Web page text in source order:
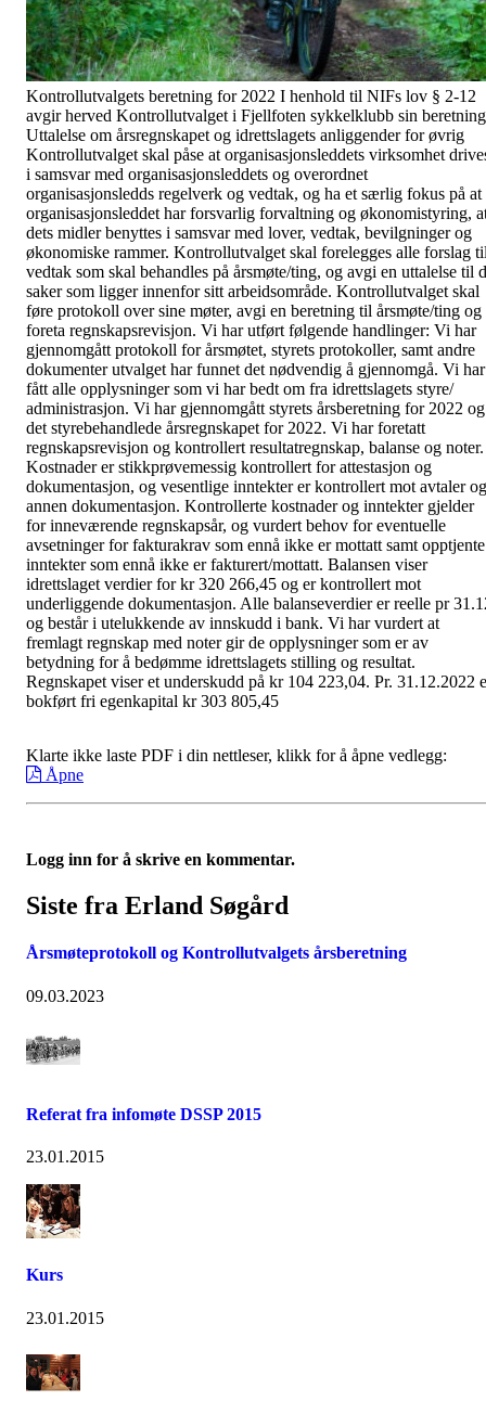
Kontrollutvalgets beretning for 2022 I henhold til NIFs lov § 2-12
avgir herved Kontrollutvalget i Fjellfoten sykkelklubb sin
Uttalelse om årsregnskapet og idrettslagets anliggender for øvrig
Kontrollutvalget skal påse at organisasjonsleddets virksomhet
i samsvar med organisasjonsleddets og overordnet
organisasjonsledds regelverk og vedtak, og ha et særlig fokus på at
organisasjonsleddet har forsvarlig forvaltning og økonomistyring,
dets midler benyttes i samsvar med lover, vedtak, bevilgninger og
økonomiske rammer. Kontrollutvalget skal forelegges alle forslag
vedtak som skal behandles på årsmøte/ting, og avgi en uttalelse til
saker som ligger innenfor sitt arbeidsområde. Kontrollutvalget skal
føre protokoll over sine møter, avgi en beretning til årsmøte/ting og
foreta regnskapsrevisjon. Vi har utført følgende handlinger: Vi har
gjennomgått protokoll for årsmøtet, styrets protokoller, samt andre
dokumenter utvalget har funnet det nødvendig å gjennomgå. Vi har
fått alle opplysninger som vi har bedt om fra idrettslagets styre/
administrasjon. Vi har gjennomgått styrets årsberetning for 2022 og
det styrebehandlede årsregnskapet for 2022. Vi har foretatt
regnskapsrevisjon og kontrollert resultatregnskap, balanse og noter.
Kostnader er stikkprøvemessig kontrollert for attestasjon og
dokumentasjon, og vesentlige inntekter er kontrollert mot avtaler og
annen dokumentasjon. Kontrollerte kostnader og inntekter gjelder
for inneværende regnskapsår, og vurdert behov for eventuelle
avsetninger for fakturakrav som ennå ikke er mottatt samt opptjente
inntekter som ennå ikke er fakturert/mottatt. Balansen viser
idrettslaget verdier for kr 320 266,45 og er kontrollert mot
underliggende dokumentasjon. Alle balanseverdier er reelle pr
og består i utelukkende av innskudd i bank. Vi har vurdert at
fremlagt regnskap med noter gir de opplysninger som er av
betydning for å bedømme idrettslagets stilling og resultat.
Regnskapet viser et underskudd på kr 104 223,04. Pr. 31.12.2022
bokført fri egenkapital kr 303 805,45
Klarte ikke laste PDF i din nettleser, klikk for å åpne vedlegg:
Åpne
Logg inn for å skrive en kommentar.
Siste fra Erland Søgård
Årsmøteprotokoll og Kontrollutvalgets årsberetning
09.03.2023
Referat fra infomøte DSSP 2015
23.01.2015
Kurs
23.01.2015